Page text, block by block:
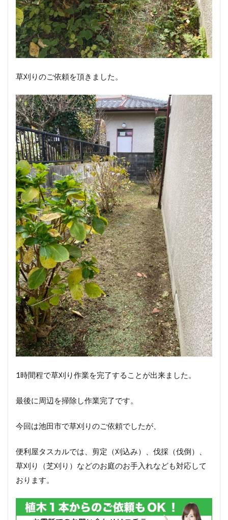
草刈りのご依頼を頂きました。
1時間程で草刈り作業を完了することが出来ました。
最後に周辺を掃除し作業完了です。
今回は池田市で草刈りのご依頼でしたが、
便利屋タスカルでは、剪定（刈込み）、伐採（伐倒）、
草刈り（芝刈り）などのお庭のお手入れなども対応して
おります。